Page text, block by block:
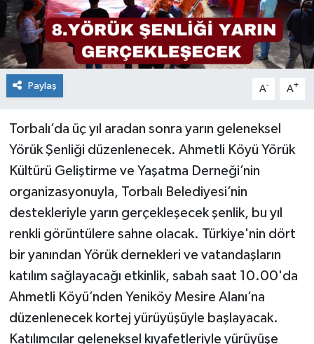
Paylaş A- A+
Torbalı’da üç yıl aradan sonra yarın geleneksel
Yörük Şenliği düzenlenecek. Ahmetli Köyü Yörük
Kültürü Geliştirme ve Yaşatma Derneği’nin
organizasyonuyla, Torbalı Belediyesi’nin
destekleriyle yarın gerçekleşecek şenlik, bu yıl
renkli görüntülere sahne olacak. Türkiye'nin dört
bir yanından Yörük dernekleri ve vatandaşların
katılım sağlayacağı etkinlik, sabah saat 10.00'da
Ahmetli Köyü’nden Yeniköy Mesire Alanı’na
düzenlenecek kortej yürüyüşüyle başlayacak.
Katılımcılar geleneksel kıyafetleriyle yürüyüşe